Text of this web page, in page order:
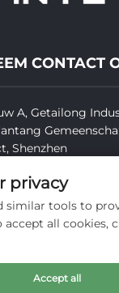
CONTACT
A, Getailong
Shenzhen
vertrouwelijkheid
privacy
similar tools to
all cookies,
Accept all